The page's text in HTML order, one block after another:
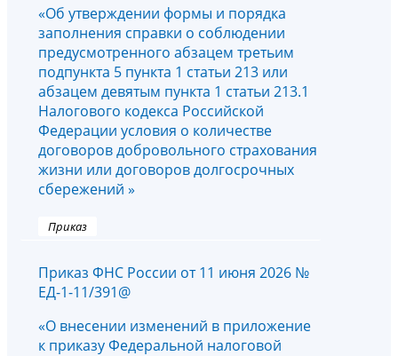
«Об утверждении формы и порядка
заполнения справки о соблюдении
предусмотренного абзацем третьим
подпункта 5 пункта 1 статьи 213 или
абзацем девятым пункта 1 статьи 213.1
Налогового кодекса Российской
Федерации условия о количестве
договоров добровольного страхования
жизни или договоров долгосрочных
сбережений »
Приказ
Приказ ФНС России от 11 июня 2026 №
ЕД-1-11/391@
«О внесении изменений в приложение
к приказу Федеральной налоговой